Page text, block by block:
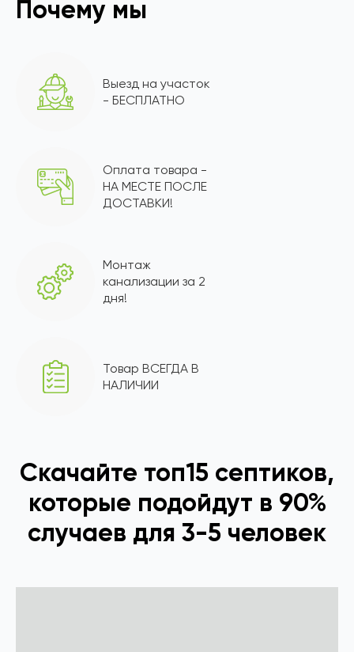
Почему мы
Выезд на участок
- БЕСПЛАТНО
Оплата товара -
НА МЕСТЕ ПОСЛЕ
ДОСТАВКИ!
Монтаж
канализации за 2
дня!
Товар ВСЕГДА В
НАЛИЧИИ
Скачайте топ15 септиков,
которые подойдут в 90%
случаев для 3-5 человек